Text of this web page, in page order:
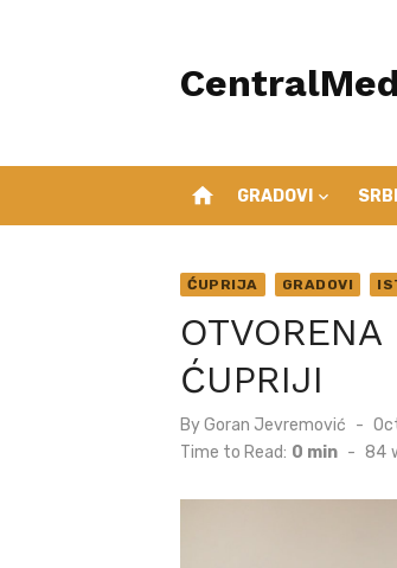
home GRADOVI
ĆUPRIJA GRADOVI
ĆUPRIJI
ByGoran Jevremović
on
Time to Read: 0 min - 84